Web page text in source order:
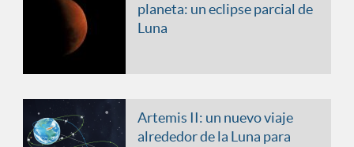
planeta: un eclipse parcial de
Luna
Artemis II: un nuevo viaje
alrededor de la Luna para